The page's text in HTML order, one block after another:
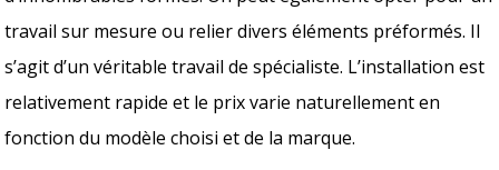
travail sur mesure ou relier divers éléments préformés. Il
s’agit d’un véritable travail de spécialiste. L’installation est
relativement rapide et le prix varie naturellement en
fonction du modèle choisi et de la marque.